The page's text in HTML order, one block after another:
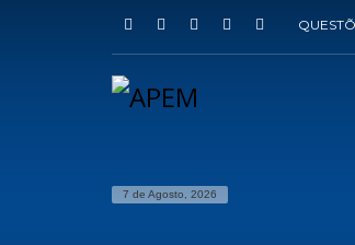
7 de Agosto, 2026